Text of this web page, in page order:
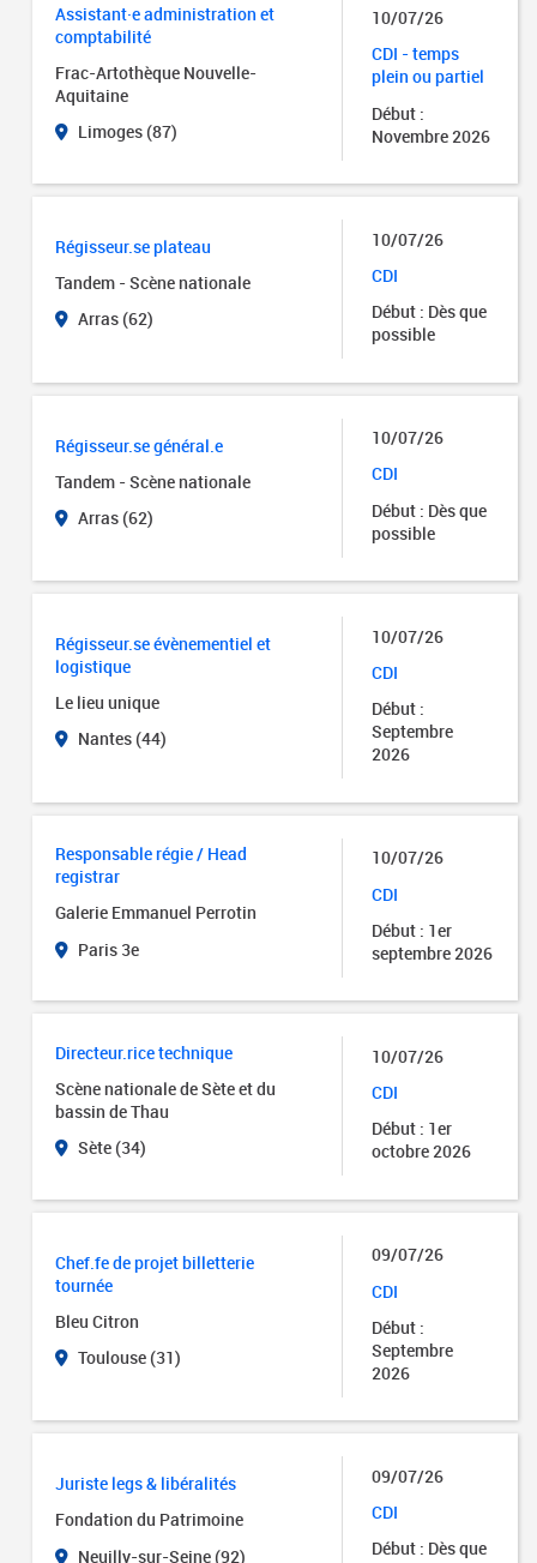
Assistant·e administration et
comptabilité
Frac-Artothèque Nouvelle-
Aquitaine
Limoges (87)
10/07/26
CDI - temps
plein ou partiel
Début :
Novembre 2026
Régisseur.se plateau
Tandem - Scène nationale
Arras (62)
10/07/26
CDI
Début : Dès que
possible
Régisseur.se général.e
Tandem - Scène nationale
Arras (62)
10/07/26
CDI
Début : Dès que
possible
Régisseur.se évènementiel et
logistique
Le lieu unique
Nantes (44)
10/07/26
CDI
Début :
Septembre
2026
Responsable régie / Head
registrar
Galerie Emmanuel Perrotin
Paris 3e
10/07/26
CDI
Début : 1er
septembre 2026
Directeur.rice technique
Scène nationale de Sète et du
bassin de Thau
Sète (34)
10/07/26
CDI
Début : 1er
octobre 2026
Chef.fe de projet billetterie
tournée
Bleu Citron
Toulouse (31)
09/07/26
CDI
Début :
Septembre
2026
Juriste legs & libéralités
Fondation du Patrimoine
Neuilly-sur-Seine (92)
09/07/26
CDI
Début : Dès que